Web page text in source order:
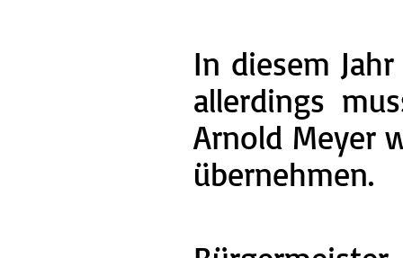
In diesem
allerdings
Arnold Meyer
übernehmen.